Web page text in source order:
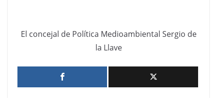
El concejal de Política Medioambiental Sergio de
la Llave